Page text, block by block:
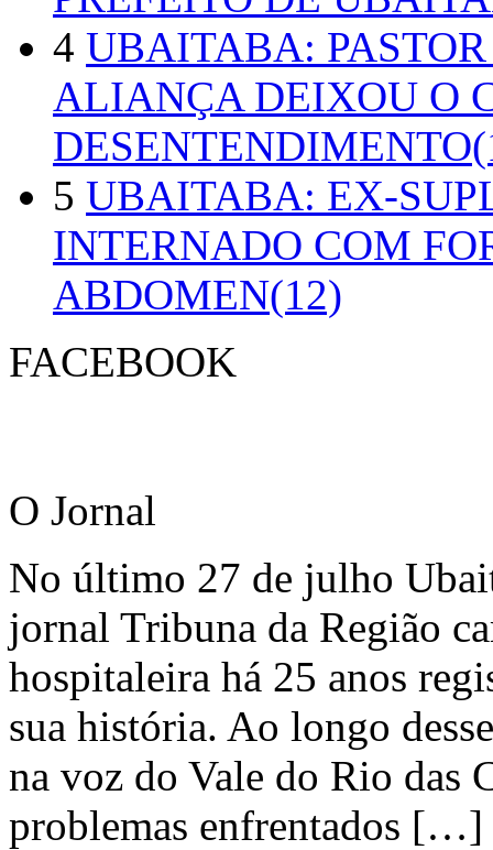
4 UBAITABA:
ALIANÇA DEIXOU O
5 UBAITABA: EX-
INTERNADO COM
ABDOMEN(12)
FACEBOOK
O Jornal
No último 27 de julho
jornal Tribuna da Região
hospitaleira há 25 anos
sua história. Ao longo
na voz do Vale do Rio das
problemas enfrentados […]